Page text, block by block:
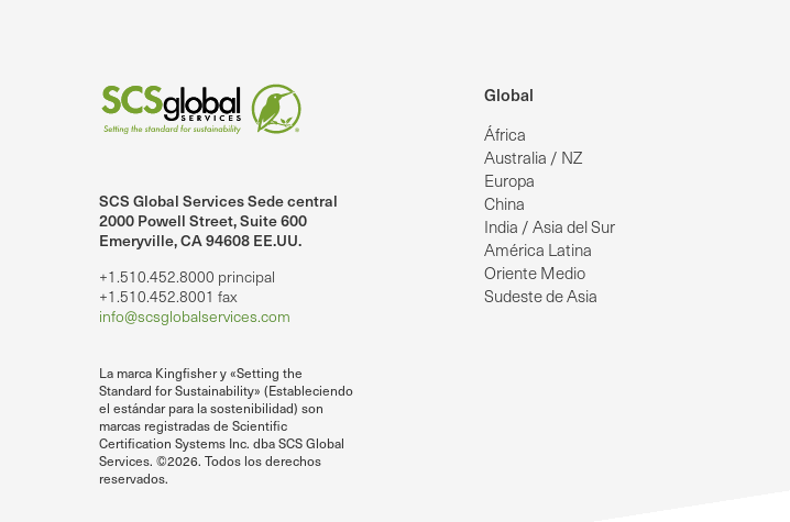
SCS Global Services Sede central
2000 Powell Street, Suite 600
Emeryville, CA 94608 EE.UU.
+1.510.452.8000 principal
+1.510.452.8001 fax
info@scsglobalservices.com
La marca Kingfisher y «Setting the
Standard for Sustainability» (Estableciendo
el estándar para la sostenibilidad) son
marcas registradas de Scientific
Certification Systems Inc. dba SCS Global
Services. ©2026. Todos los derechos
reservados.
Global
África
Australia / NZ
Europa
China
India / Asia del Sur
América Latina
Oriente Medio
Sudeste de Asia
en LinkedIn.
SCS Global Services en YouTube